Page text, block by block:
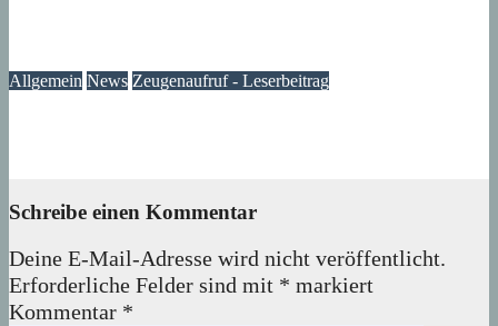
Allgemein News Zeugenaufruf - Leserbeitrag
Schreibe einen Kommentar
Deine E-Mail-Adresse wird nicht veröffentlicht.
Erforderliche Felder sind mit * markiert
Kommentar *